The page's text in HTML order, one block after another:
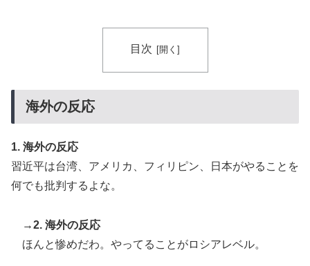
目次
海外の反応
1. 海外の反応
習近平は台湾、アメリカ、フィリピン、日本がやることを
何でも批判するよな。
→2. 海外の反応
ほんと惨めだわ。やってることがロシアレベル。